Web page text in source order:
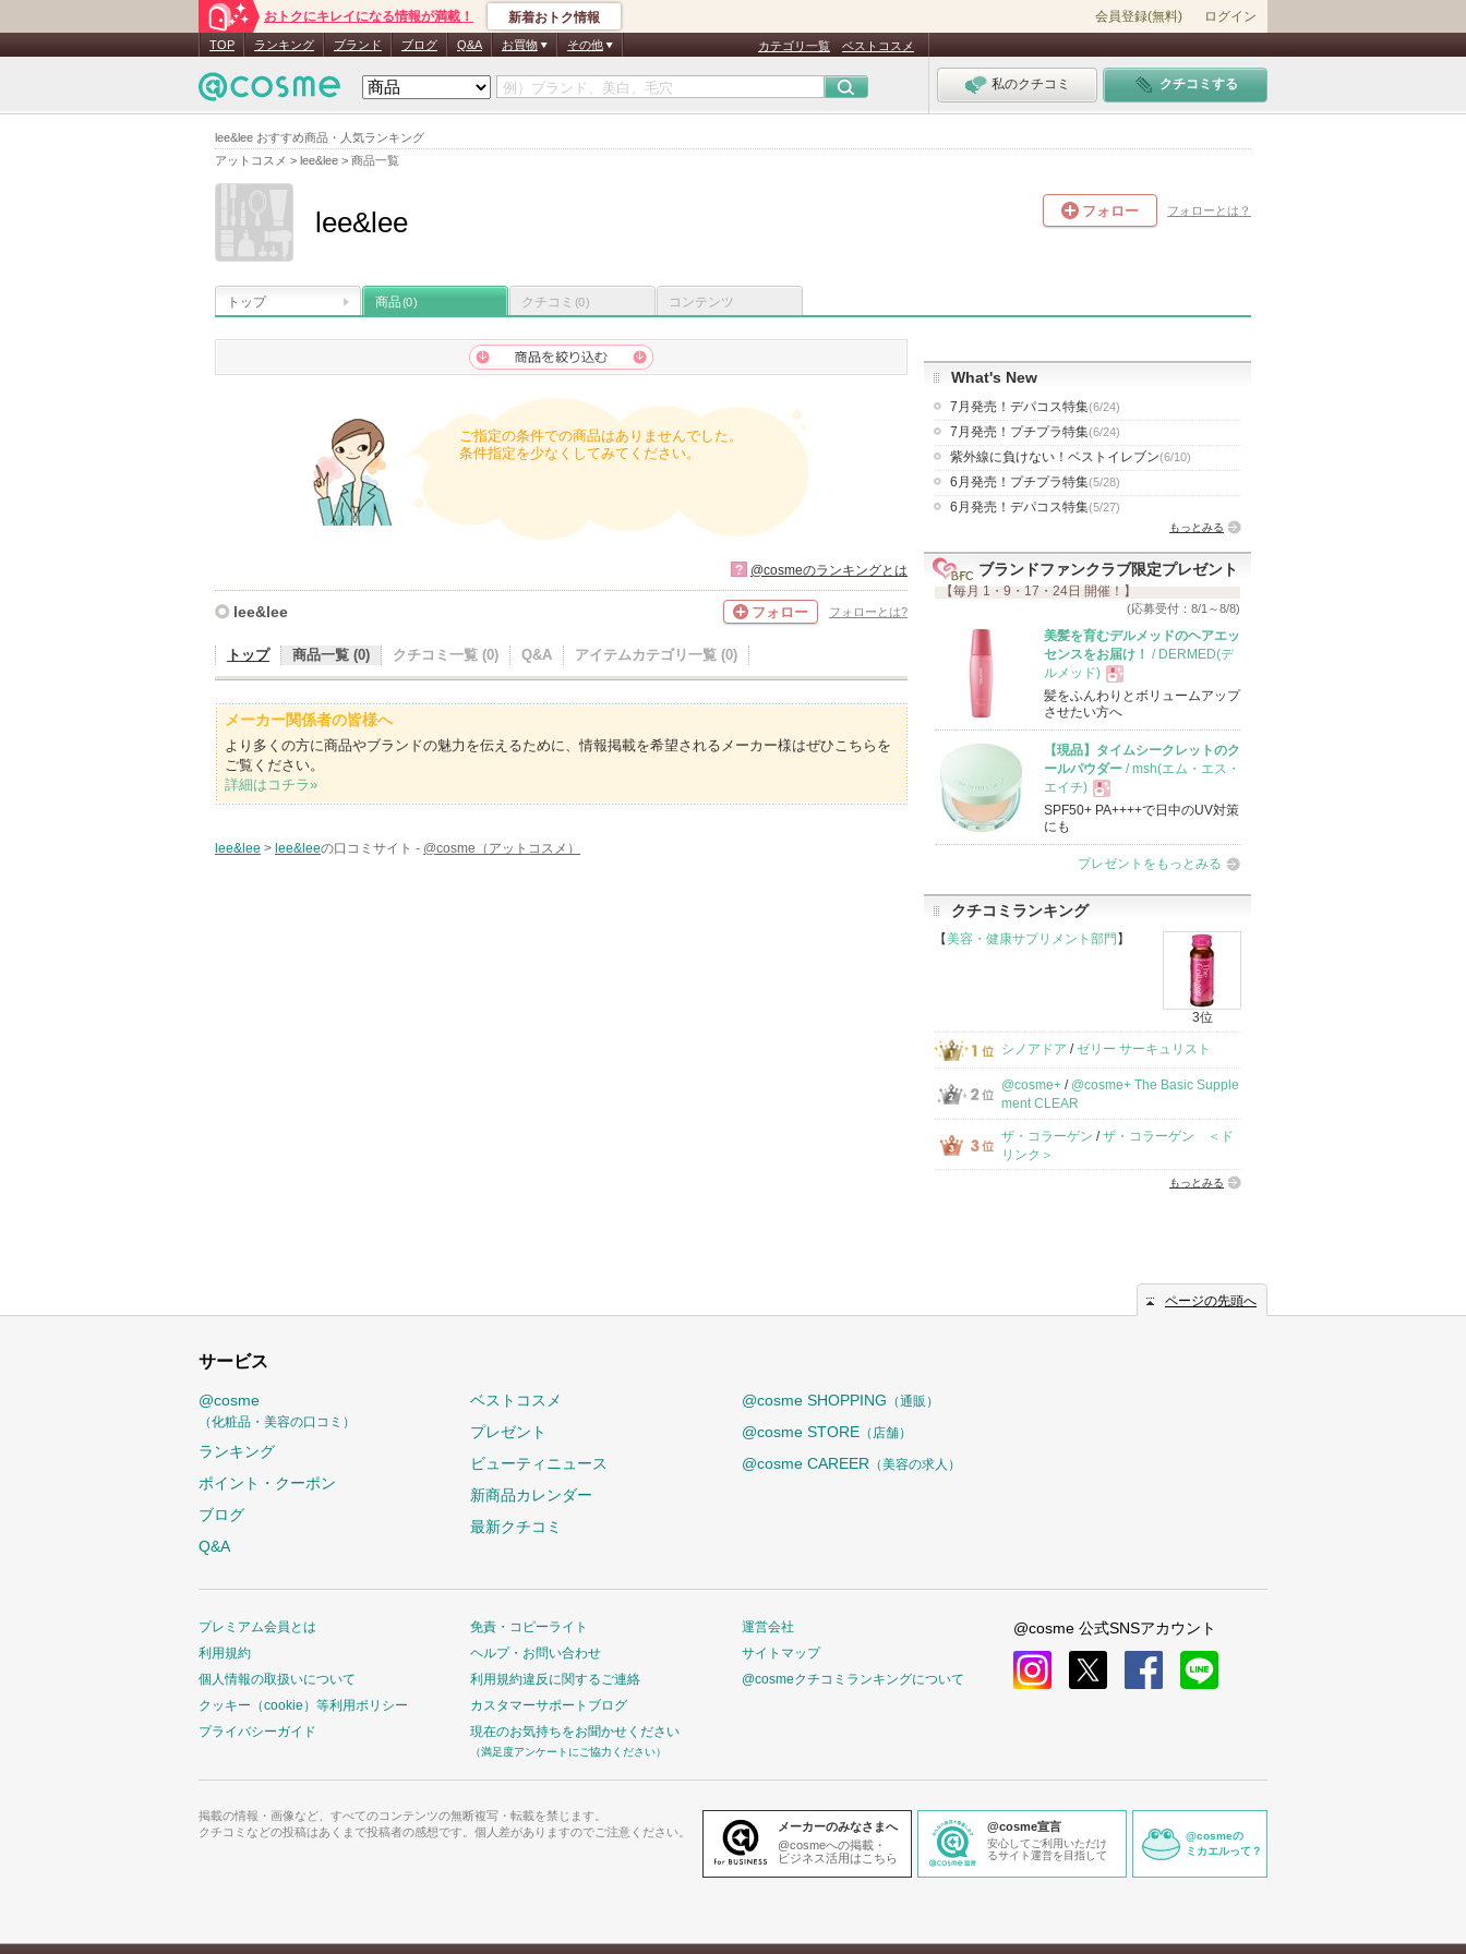
lee&lee おすすめ商品・人気ランキング
アットコスメ > lee&lee > 商品一覧
おトクにキレイになる情報が満載！ 新着おトク情報 会員登録(無料) ログイン
TOP ランキング ブランド ブログ Q&A お買物 その他 カテゴリ一覧 ベストコスメ
私のクチコミ クチコミする
lee&lee フォロー フォローとは？
トップ 商品(0) クチコミ (0) コンテンツ
ご指定の条件での商品はありませんでした。
条件指定を少なくしてみてください。
? @cosmeのランキングとは
lee&lee フォロー フォローとは?
トップ 商品一覧 (0) クチコミ一覧 (0) Q&A アイテムカテゴリ一覧 (0)
メーカー関係者の皆様へ
より多くの方に商品やブランドの魅力を伝えるために、情報掲載を希望されるメーカー様はぜひこちらを
ご覧ください。
詳細はコチラ»
lee&lee > lee&leeの口コミサイト - @cosme（アットコスメ）
What's New
7月発売！デパコス特集(6/24)
7月発売！プチプラ特集(6/24)
紫外線に負けない！ベストイレブン(6/10)
6月発売！プチプラ特集(5/28)
6月発売！デパコス特集(5/27)
もっとみる
ブランドファンクラブ限定プレゼント
【毎月 1・9・17・24日 開催！】
(応募受付：8/1～8/8)
美髪を育むデルメッドのヘアエッ
センスをお届け！
/ DERMED(デ
ルメッド)
現
品
髪をふんわりとボリュームアップ
させたい方へ
【現品】タイムシークレットのク
ールパウダー / msh(エム・エス・
エイチ)
現
品
SPF50+ PA++++で日中のUV対策
にも
プレゼントをもっとみる
クチコミランキング
【美容・健康サプリメント部門】
3位
シノアドア /ゼリー サーキュリスト
@cosme+ / @cosme+ The Basic Supple
ment CLEAR
ザ・コラーゲン /ザ・コラーゲン ＜ド
リンク＞
もっとみる
ページの先頭へ
サービス
@cosme
（化粧品・美容の口コミ）
ランキング
ポイント・クーポン
ブログ
Q&A
ベストコスメ
プレゼント
ビューティニュース
新商品カレンダー
最新クチコミ
@cosme SHOPPING （通販）
@cosme STORE （店舗）
@cosme CAREER （美容の求人）
プレミアム会員とは
利用規約
個人情報の取扱いについて
クッキー（cookie）等利用ポリシー
プライバシーガイド
免責・コピーライト
ヘルプ・お問い合わせ
利用規約違反に関するご連絡
カスタマーサポートブログ
現在のお気持ちをお聞かせください
（満足度アンケートにご協力ください）
運営会社
サイトマップ
@cosmeクチコミランキングについて
@cosme 公式SNSアカウント
掲載の情報・画像など、すべてのコンテンツの無断複写・転載を禁じます。
クチコミなどの投稿はあくまで投稿者の感想です。個人差がありますのでご注意ください。
メーカーのみなさまへ
@cosmeへの掲載・
ビジネス活用はこちら
@cosme宣言
安心してご利用いただけ
るサイト運営を目指して
@cosmeの
ミカエルって？